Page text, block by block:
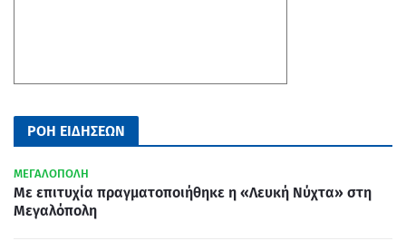
ΡΟΗ ΕΙΔΗΣΕΩΝ
ΜΕΓΑΛΟΠΟΛΗ
Με επιτυχία πραγματοποιήθηκε η «Λευκή Νύχτα» στη
Μεγαλόπολη